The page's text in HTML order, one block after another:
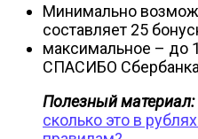
Минимально
составляет 25
максимальное – до
СПАСИБО
Полезный материал:
сколько это в